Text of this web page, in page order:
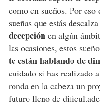
como en sueños. Por eso
sueñas que estás
decepciónen algún
las ocasiones, estos
te están hablando de
cuidado si has realizado
ronda en la cabeza un
futuro lleno de